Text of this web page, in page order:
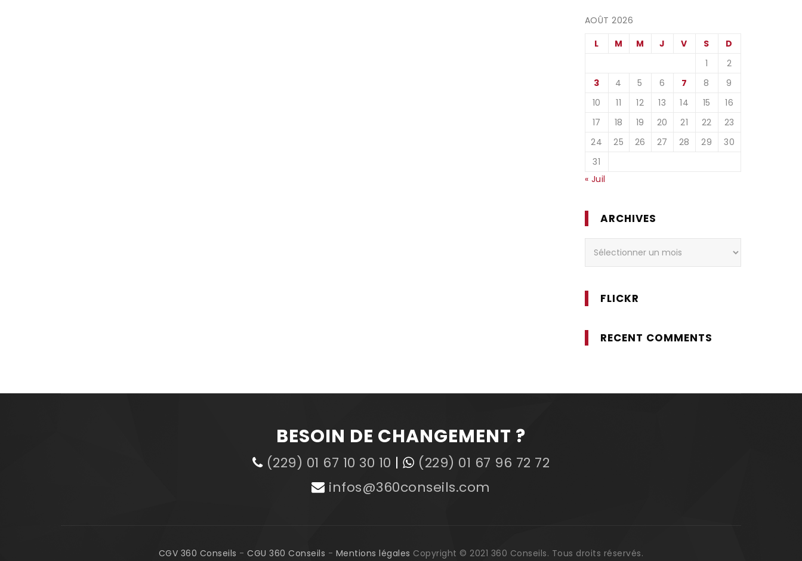
AOÛT 2026
L
M M J V S
D
1
2
3
4 5 6 7 8
9
10
11 12 13 14 15
16
17
18 19 20 21 22
23
24
25 26 27 28 29
30
31
« Juil
ARCHIVES
FLICKR
RECENT COMMENTS
BESOIN DE CHANGEMENT ?
(229) 01 67 10 30 10 |
(229) 01 67 96 72 72
infos@360conseils.com
CGV 360 Conseils -CGU 360 Conseils - Mentions légales Copyright © 2021 360 Conseils. Tous droits réservés.